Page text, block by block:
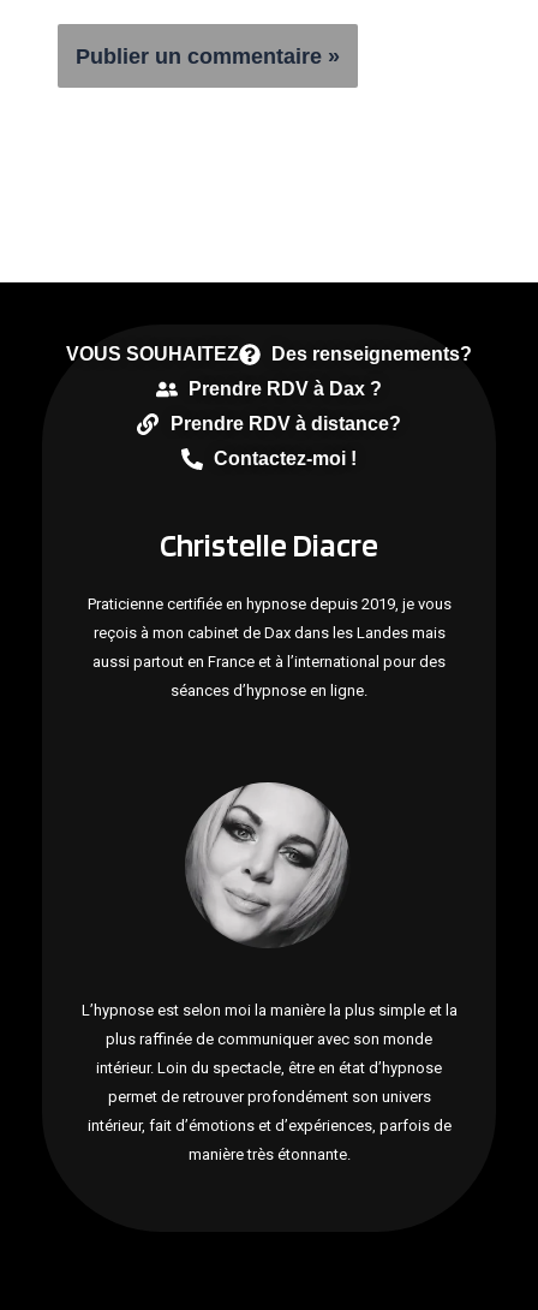
VOUS SOUHAITEZ
Des renseignements?
Prendre RDV à Dax ?
Prendre RDV à distance?
Contactez-moi !
Christelle Diacre
Praticienne certifiée en hypnose depuis 2019, je vous
reçois à mon cabinet de Dax dans les Landes mais
aussi partout en France et à l’international pour des
séances d’hypnose en ligne.
L’hypnose est selon moi la manière la plus simple et la
plus raffinée de communiquer avec son monde
intérieur. Loin du spectacle, être en état d’hypnose
permet de retrouver profondément son univers
intérieur, fait d’émotions et d’expériences, parfois de
manière très étonnante.